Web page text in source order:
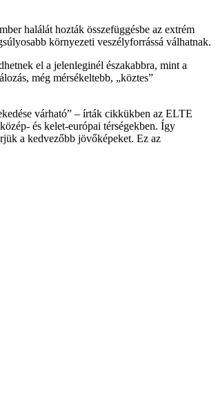
halálát hozták összefüggésbe az extrém
környezeti veszélyforrássá válhatnak.
el a jelenleginél északabbra, mint a
még mérsékeltebb, „köztes”
várható
– írták cikkükben az ELTE
és kelet-európai térségekben. Így
a kedvezőbb jövőképeket. Ez az